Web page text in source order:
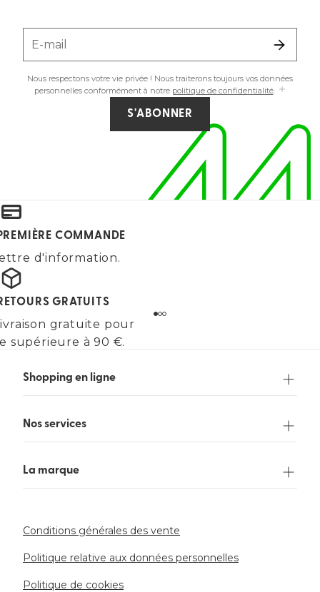
E-mail
Nous respectons votre vie privée ! Nous traiterons toujours vos données
personnelles conformément à notre politique de confidentialité.
S'ABONNER
COMMANDE
d'information.
GRATUITS
gratuite pour
supérieure à 90 €.
Shopping en ligne
Nos services
La marque
Conditions générales des vente
Politique relative aux données personnelles
Politique de cookies